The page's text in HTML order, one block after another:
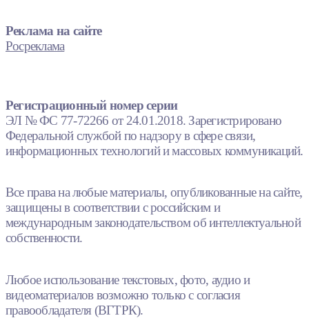
Реклама на сайте
Росреклама
Регистрационный номер серии
ЭЛ № ФС 77-72266 от 24.01.2018. Зарегистрировано
Федеральной службой по надзору в сфере связи,
информационных технологий и массовых коммуникаций.
Все права на любые материалы, опубликованные на сайте,
защищены в соответствии с российским и
международным законодательством об интеллектуальной
собственности.
Любое использование текстовых, фото, аудио и
видеоматериалов возможно только с согласия
правообладателя (ВГТРК).